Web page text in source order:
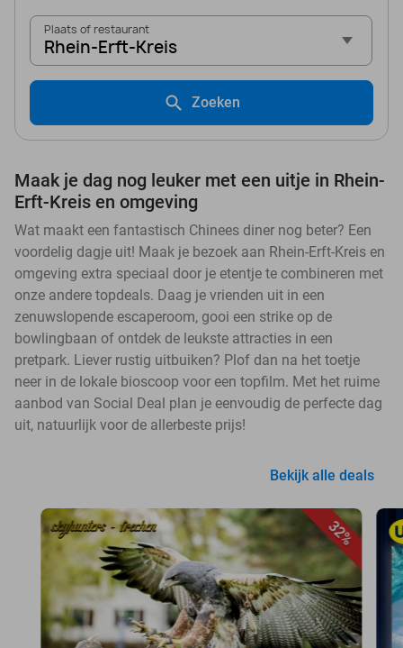
Plaats of restaurant
Rhein-Erft-Kreis
Zoeken
Maak je dag nog leuker met een uitje in Rhein-
Erft-Kreis en omgeving
Wat maakt een fantastisch Chinees diner nog beter? Een
voordelig dagje uit! Maak je bezoek aan Rhein-Erft-Kreis en
omgeving extra speciaal door je etentje te combineren met
onze andere topdeals. Daag je vrienden uit in een
zenuwslopende escaperoom, gooi een strike op de
bowlingbaan of ontdek de leukste attracties in een
pretpark. Liever rustig uitbuiken? Plof dan na het toetje
neer in de lokale bioscoop voor een topfilm. Met het ruime
aanbod van Social Deal plan je eenvoudig de perfecte dag
uit, natuurlijk voor de allerbeste prijs!
Bekijk alle deals
32%